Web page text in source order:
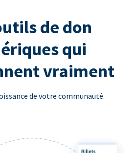
de don
qui
vraiment
de votre communauté.